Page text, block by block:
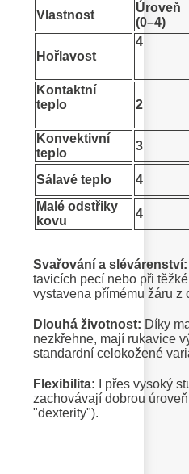
Vlastnost
Úroveň
(0–4)
Hořlavost
4
Kontaktní
teplo
2
Konvektivní
teplo
3
Sálavé teplo
4
Malé odstřiky
kovu
4
Svařování a slévárenství:
tavicích pecí nebo při
vystavena přímému žáru z
Dlouhá životnost: Díky
nezkřehne, mají rukavice
standardní celokožené
Flexibilita: I přes vysoký
zachovávají dobrou
"dexterity").